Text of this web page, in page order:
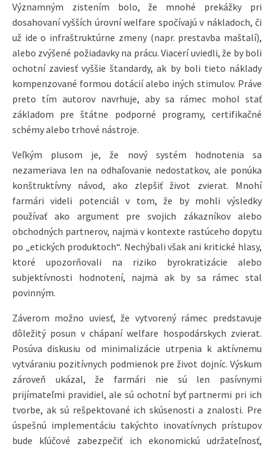
Významným zistením bolo, že mnohé prekážky pri
dosahovaní vyšších úrovní welfare spočívajú v nákladoch, či
už ide o infraštruktúrne zmeny (napr. prestavba maštalí),
alebo zvýšené požiadavky na prácu. Viacerí uviedli, že by boli
ochotní zaviesť vyššie štandardy, ak by boli tieto náklady
kompenzované formou dotácií alebo iných stimulov. Práve
preto tím autorov navrhuje, aby sa rámec mohol stať
základom pre štátne podporné programy, certifikačné
schémy alebo trhové nástroje.
Veľkým plusom je, že nový systém hodnotenia sa
nezameriava len na odhaľovanie nedostatkov, ale ponúka
konštruktívny návod, ako zlepšiť život zvierat. Mnohí
farmári videli potenciál v tom, že by mohli výsledky
používať ako argument pre svojich zákazníkov alebo
obchodných partnerov, najmä v kontexte rastúceho dopytu
po „etických produktoch“. Nechýbali však ani kritické hlasy,
ktoré upozorňovali na riziko byrokratizácie alebo
subjektívnosti hodnotení, najmä ak by sa rámec stal
povinným.
Záverom možno uviesť, že vytvorený rámec predstavuje
dôležitý posun v chápaní welfare hospodárskych zvierat.
Posúva diskusiu od minimalizácie utrpenia k aktívnemu
vytváraniu pozitívnych podmienok pre život dojníc. Výskum
zároveň ukázal, že farmári nie sú len pasívnymi
prijímateľmi pravidiel, ale sú ochotní byť partnermi pri ich
tvorbe, ak sú rešpektované ich skúsenosti a znalosti. Pre
úspešnú implementáciu takýchto inovatívnych prístupov
bude kľúčové zabezpečiť ich ekonomickú udržateľnosť,